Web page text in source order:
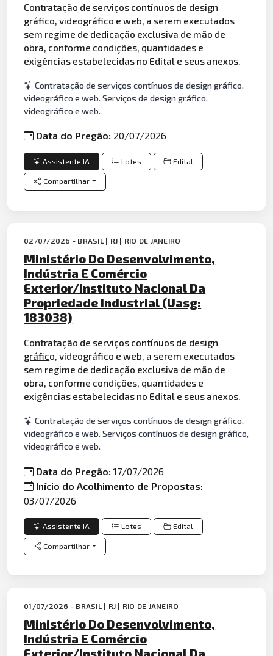
Contratação de serviços contínuos de design
gráfico, videográfico e web, a serem executados
sem regime de dedicação exclusiva de mão de
obra, conforme condições, quantidades e
exigências estabelecidas no Edital e seus anexos.
Contratação de serviços contínuos de design gráfico,
videográfico e web. Serviços de design gráfico,
videográfico e web.
Data do Pregão: 20/07/2026
Assistente IA Lotes Edital
Compartilhar
02/07/2026 - BRASIL | RJ | RIO DE JANEIRO
Ministério Do Desenvolvimento,
Indústria E Comércio
Exterior/Instituto Nacional Da
Propriedade Industrial (Uasg:
183038)
Contratação de serviços contínuos de design
gráfico, videográfico e web, a serem executados
sem regime de dedicação exclusiva de mão de
obra, conforme condições, quantidades e
exigências estabelecidas no Edital e seus anexos.
Contratação de serviços contínuos de design gráfico,
videográfico e web. Serviços contínuos de design gráfico,
videográfico e web.
Data do Pregão:17/07/2026
Início do Acolhimento de Propostas:
03/07/2026
Assistente IA Lotes Edital
Compartilhar
01/07/2026 - BRASIL | RJ | RIO DE JANEIRO
Ministério Do Desenvolvimento,
Indústria E Comércio
Exterior/Instituto Nacional Da